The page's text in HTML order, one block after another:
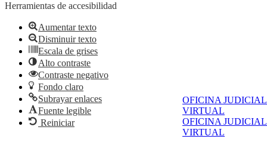
OFICINA JUDICIAL
VIRTUAL
OFICINA JUDICIAL
VIRTUAL
Herramientas de accesibilidad
Aumentar texto
Disminuir texto
Escala de grises
Alto contraste
Contraste negativo
Fondo claro
Subrayar enlaces
Fuente legible
Reiniciar